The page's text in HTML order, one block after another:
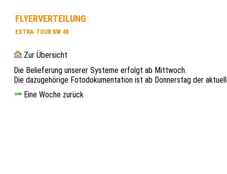
FLYERVERTEILUNG
EXTRA-TOUR KW 48
Zur Übersicht
Die Belieferung unserer Systeme erfolgt ab Mittwoch.
Die dazugehörige Fotodokumentation ist ab Donnerstag der
Eine Woche zurück